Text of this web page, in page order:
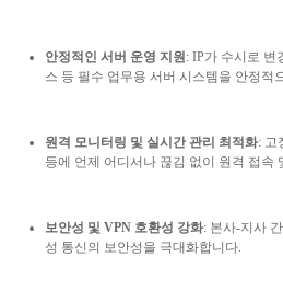
안정적인 서버 운영 지원: IP가 수시로 변
스 등 필수 업무용 서버 시스템을 안정적
원격 모니터링 및 실시간 관리 최적화: 고
등에 언제 어디서나 끊김 없이 원격 접속
보안성 및 VPN 호환성 강화: 본사-지사
성 통신의 보안성을 극대화합니다.